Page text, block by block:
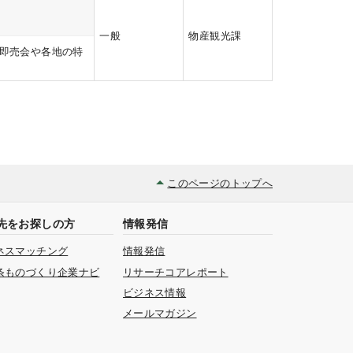
一般
物産観光課
売会や各地の特
このページのトップへ
をお探しの方
スマッチング
ものづくり企業ナビ
情報発信
情報発信
リサーチコアレポート
ビジネス情報
メールマガジン